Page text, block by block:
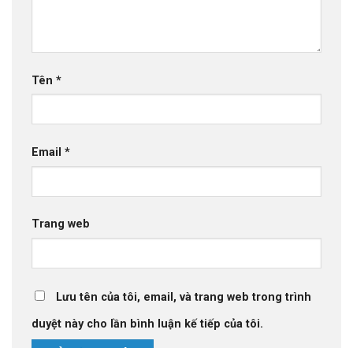
Tên *
Email *
Trang web
Lưu tên của tôi, email, và trang web trong trình
duyệt này cho lần bình luận kế tiếp của tôi.